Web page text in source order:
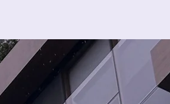
en Colombia